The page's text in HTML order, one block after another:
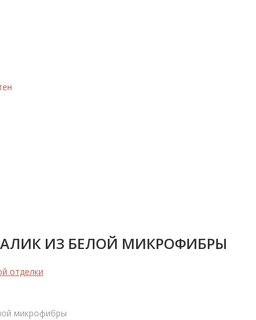
ИЗ БЕЛОЙ МИКРОФИБРЫ
отделки
микрофибры